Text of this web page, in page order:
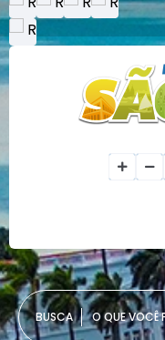
O QUE VOCÊ PROCURA?